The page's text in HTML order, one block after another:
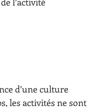
d’une culture
les activités ne sont